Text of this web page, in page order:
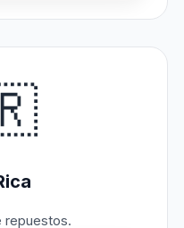
repuestos.